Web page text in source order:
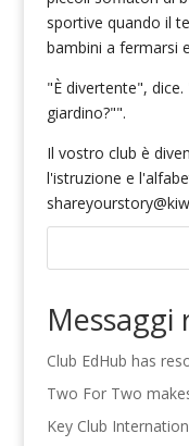
sportive quando il
bambini a fermarsi
"È divertente",
giardino?"".
Il vostro club è
l'istruzione e
Messaggi
Club EdHub has
Two For Two
Key Club